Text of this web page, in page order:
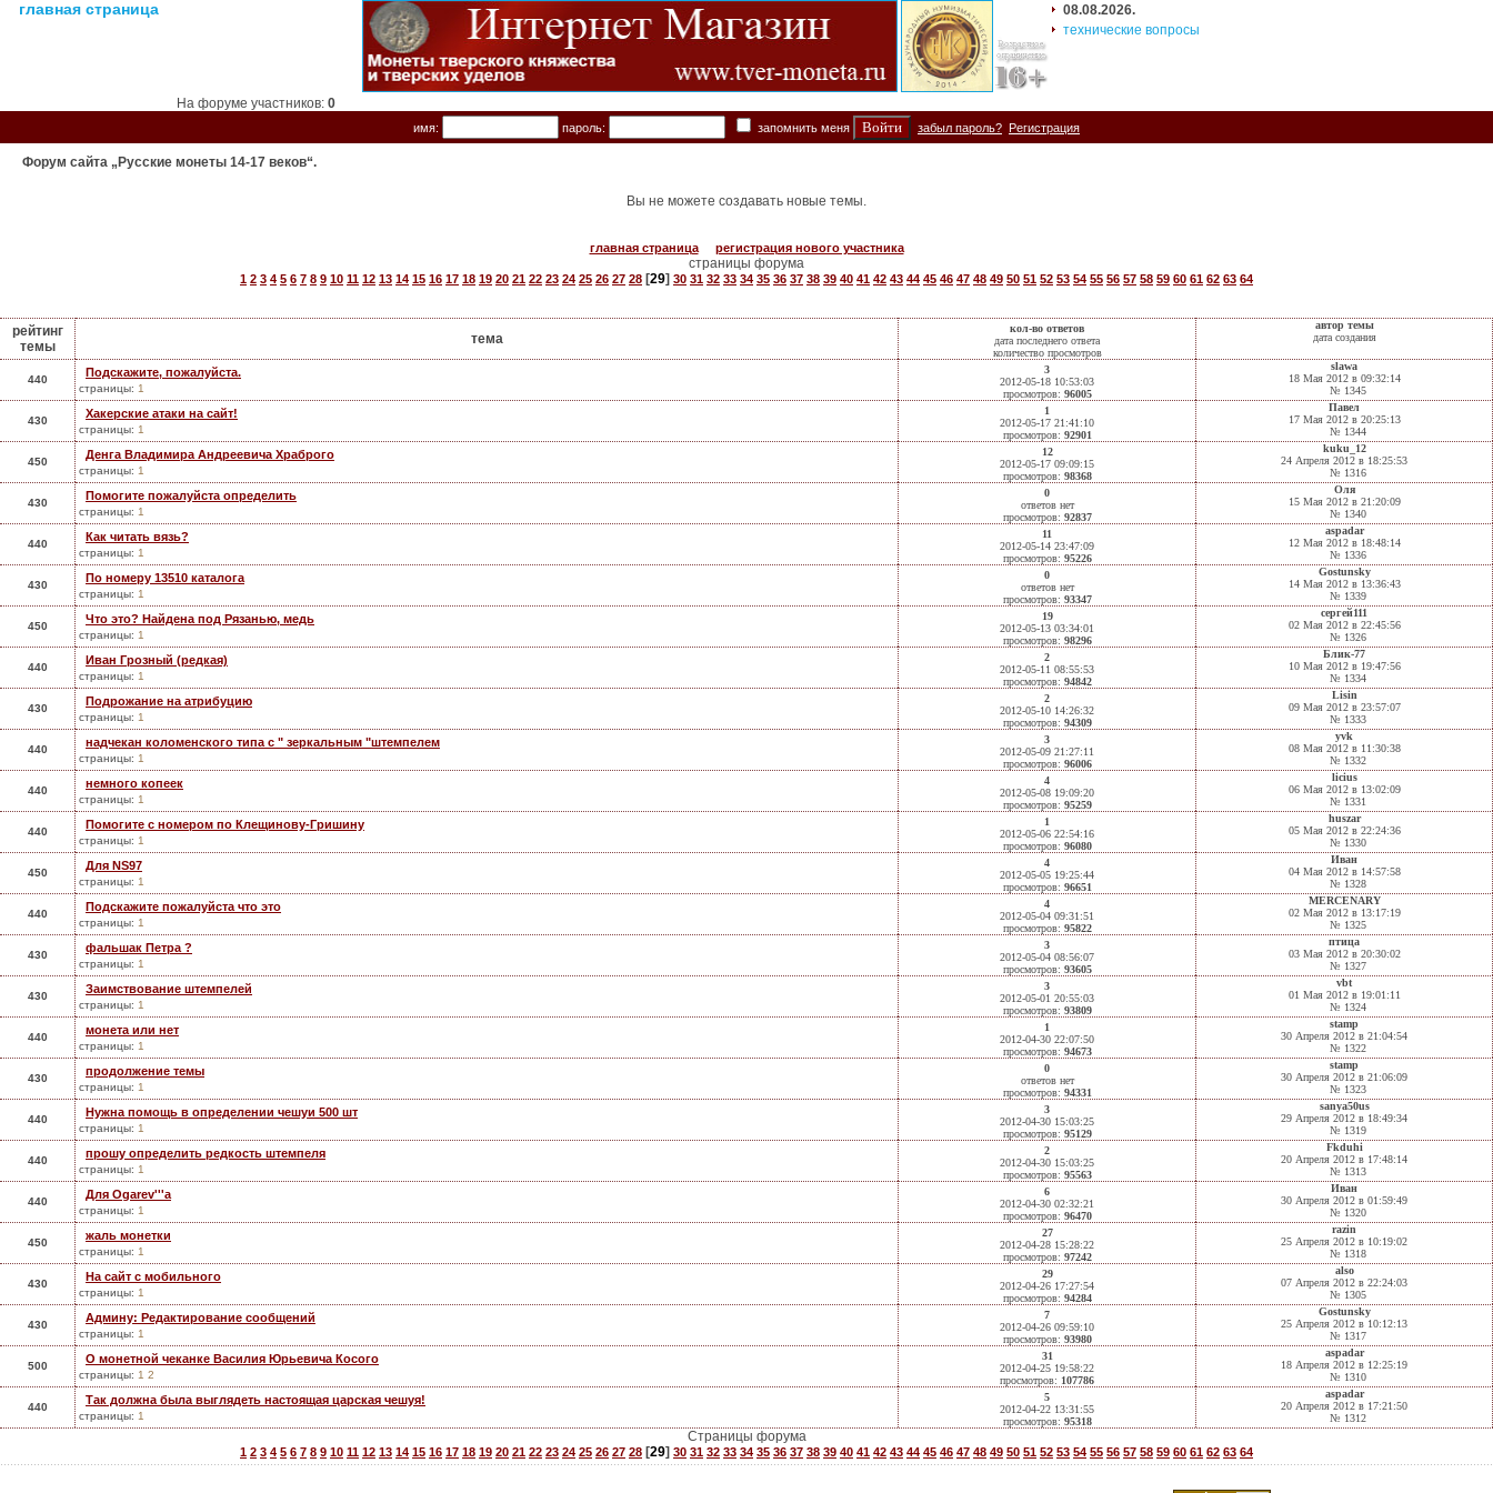
главная страница
На форуме участников: 0
08.08.2026.
технические вопросы
имя: пароль: запомнить меня забыл пароль? Регистрация
Форум сайта „Русские монеты 14-17 веков“.
Вы не можете создавать новые темы.
главная страница регистрация нового участника
страницы форума
1 2 3 4 5 6 7 8 9 10 11 12 13 14 15 16 17 18 19 20 21 22 23 24 25 26 27 28 [29] 30 31 32 33 34 35 36 37 38 39 40 41 42 43 44 45 46 47 48 49 50 51 52 53 54 55 56 57 58 59 60 61 62 63 64
рейтинг
темы
тема
кол-во ответов
дата последнего ответа
количество просмотров
автор темы
дата создания
440
Подскажите, пожалуйста.
страницы: 1
3
2012-05-18 10:53:03
просмотров: 96005
slawa
18 Мая 2012 в 09:32:14
№ 1345
430
Хакерские атаки на сайт!
страницы: 1
1
2012-05-17 21:41:10
просмотров: 92901
Павел
17 Мая 2012 в 20:25:13
№ 1344
450
Денга Владимира Андреевича Храброго
страницы: 1
12
2012-05-17 09:09:15
просмотров: 98368
kuku_12
24 Апреля 2012 в 18:25:53
№ 1316
430
Помогите пожалуйста определить
страницы: 1
0
ответов нет
просмотров: 92837
Оля
15 Мая 2012 в 21:20:09
№ 1340
440
Как читать вязь?
страницы: 1
11
2012-05-14 23:47:09
просмотров: 95226
aspadar
12 Мая 2012 в 18:48:14
№ 1336
430
По номеру 13510 каталога
страницы: 1
0
ответов нет
просмотров: 93347
Gostunsky
14 Мая 2012 в 13:36:43
№ 1339
450
Что это? Найдена под Рязанью, медь
страницы: 1
19
2012-05-13 03:34:01
просмотров: 98296
сергей111
02 Мая 2012 в 22:45:56
№ 1326
440
Иван Грозный (редкая)
страницы: 1
2
2012-05-11 08:55:53
просмотров: 94842
Блик-77
10 Мая 2012 в 19:47:56
№ 1334
430
Подрожание на атрибуцию
страницы: 1
2
2012-05-10 14:26:32
просмотров: 94309
Lisin
09 Мая 2012 в 23:57:07
№ 1333
440
надчекан коломенского типа с " зеркальным "штемпелем
страницы: 1
3
2012-05-09 21:27:11
просмотров: 96006
yvk
08 Мая 2012 в 11:30:38
№ 1332
440
немного копеек
страницы: 1
4
2012-05-08 19:09:20
просмотров: 95259
licius
06 Мая 2012 в 13:02:09
№ 1331
440
Помогите с номером по Клещинову-Гришину
страницы: 1
1
2012-05-06 22:54:16
просмотров: 96080
huszar
05 Мая 2012 в 22:24:36
№ 1330
450
Для NS97
страницы: 1
4
2012-05-05 19:25:44
просмотров: 96651
Иван
04 Мая 2012 в 14:57:58
№ 1328
440
Подскажите пожалуйста что это
страницы: 1
4
2012-05-04 09:31:51
просмотров: 95822
MERCENARY
02 Мая 2012 в 13:17:19
№ 1325
430
фальшак Петра ?
страницы: 1
3
2012-05-04 08:56:07
просмотров: 93605
птица
03 Мая 2012 в 20:30:02
№ 1327
430
Заимствование штемпелей
страницы: 1
3
2012-05-01 20:55:03
просмотров: 93809
vbt
01 Мая 2012 в 19:01:11
№ 1324
440
монета или нет
страницы: 1
1
2012-04-30 22:07:50
просмотров: 94673
stamp
30 Апреля 2012 в 21:04:54
№ 1322
430
продолжение темы
страницы: 1
0
ответов нет
просмотров: 94331
stamp
30 Апреля 2012 в 21:06:09
№ 1323
440
Нужна помощь в определении чешуи 500 шт
страницы: 1
3
2012-04-30 15:03:25
просмотров: 95129
sanya50us
29 Апреля 2012 в 18:49:34
№ 1319
440
прошу определить редкость штемпеля
страницы: 1
2
2012-04-30 15:03:25
просмотров: 95563
Fkduhi
20 Апреля 2012 в 17:48:14
№ 1313
440
Для Ogarev'''а
страницы: 1
6
2012-04-30 02:32:21
просмотров: 96470
Иван
30 Апреля 2012 в 01:59:49
№ 1320
450
жаль монетки
страницы: 1
27
2012-04-28 15:28:22
просмотров: 97242
razin
25 Апреля 2012 в 10:19:02
№ 1318
430
На сайт с мобильного
страницы: 1
29
2012-04-26 17:27:54
просмотров: 94284
also
07 Апреля 2012 в 22:24:03
№ 1305
430
Админу: Редактирование сообщений
страницы: 1
7
2012-04-26 09:59:10
просмотров: 93980
Gostunsky
25 Апреля 2012 в 10:12:13
№ 1317
500
О монетной чеканке Василия Юрьевича Косого
страницы: 1 2
31
2012-04-25 19:58:22
просмотров: 107786
aspadar
18 Апреля 2012 в 12:25:19
№ 1310
440
Так должна была выглядеть настоящая царская чешуя!
страницы: 1
5
2012-04-22 13:31:55
просмотров: 95318
aspadar
20 Апреля 2012 в 17:21:50
№ 1312
Страницы форума
1 2 3 4 5 6 7 8 9 10 11 12 13 14 15 16 17 18 19 20 21 22 23 24 25 26 27 28 [29] 30 31 32 33 34 35 36 37 38 39 40 41 42 43 44 45 46 47 48 49 50 51 52 53 54 55 56 57 58 59 60 61 62 63 64